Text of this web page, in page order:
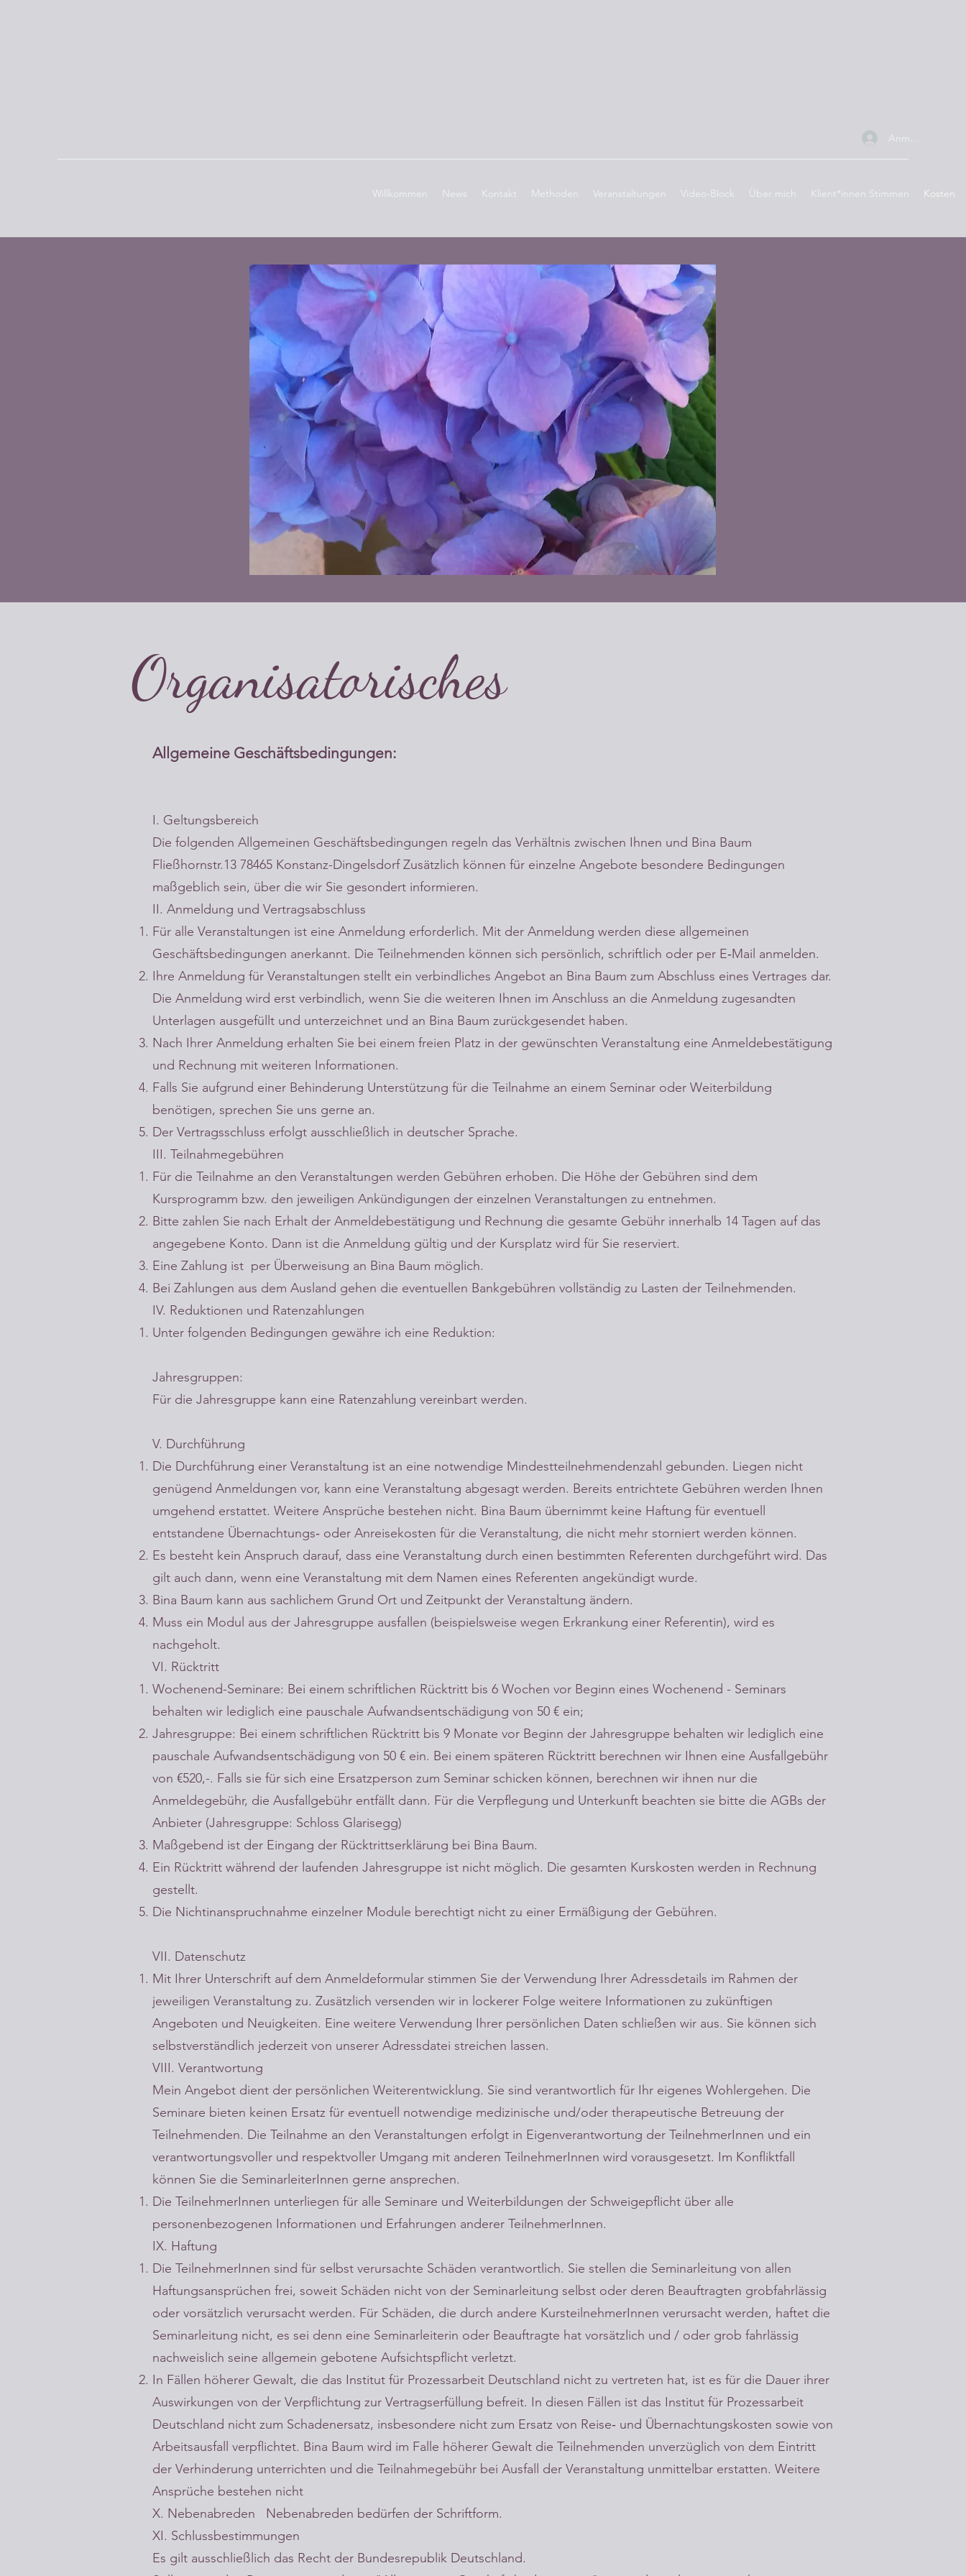
Anmelden
Willkommen News Kontakt Methoden Veranstaltungen Video-Block Über mich Klient*innen Stimmen Kosten
Organisatorisches
Allgemeine Geschäftsbedingungen:
I. Geltungsbereich
Die folgenden Allgemeinen Geschäftsbedingungen regeln das Verhältnis zwischen Ihnen und Bina Baum
Fließhornstr.13 78465 Konstanz-Dingelsdorf Zusätzlich können für einzelne Angebote besondere Bedingungen
maßgeblich sein, über die wir Sie gesondert informieren.
II. Anmeldung und Vertragsabschluss
Für alle Veranstaltungen ist eine Anmeldung erforderlich. Mit der Anmeldung werden diese allgemeinen
Geschäftsbedingungen anerkannt. Die Teilnehmenden können sich persönlich, schriftlich oder per E‐Mail anmelden.
Ihre Anmeldung für Veranstaltungen stellt ein verbindliches Angebot an Bina Baum zum Abschluss eines Vertrages dar.
Die Anmeldung wird erst verbindlich, wenn Sie die weiteren Ihnen im Anschluss an die Anmeldung zugesandten
Unterlagen ausgefüllt und unterzeichnet und an Bina Baum zurückgesendet haben.
Nach Ihrer Anmeldung erhalten Sie bei einem freien Platz in der gewünschten Veranstaltung eine Anmeldebestätigung
und Rechnung mit weiteren Informationen.
Falls Sie aufgrund einer Behinderung Unterstützung für die Teilnahme an einem Seminar oder Weiterbildung
benötigen, sprechen Sie uns gerne an.
Der Vertragsschluss erfolgt ausschließlich in deutscher Sprache.
III. Teilnahmegebühren
Für die Teilnahme an den Veranstaltungen werden Gebühren erhoben. Die Höhe der Gebühren sind dem
Kursprogramm bzw. den jeweiligen Ankündigungen der einzelnen Veranstaltungen zu entnehmen.
Bitte zahlen Sie nach Erhalt der Anmeldebestätigung und Rechnung die gesamte Gebühr innerhalb 14 Tagen auf das
angegebene Konto. Dann ist die Anmeldung gültig und der Kursplatz wird für Sie reserviert.
Eine Zahlung ist per Überweisung an Bina Baum möglich.
Bei Zahlungen aus dem Ausland gehen die eventuellen Bankgebühren vollständig zu Lasten der Teilnehmenden.
IV. Reduktionen und Ratenzahlungen
Unter folgenden Bedingungen gewähre ich eine Reduktion:
Jahresgruppen:
Für die Jahresgruppe kann eine Ratenzahlung vereinbart werden.
V. Durchführung
Die Durchführung einer Veranstaltung ist an eine notwendige Mindestteilnehmendenzahl gebunden. Liegen nicht
genügend Anmeldungen vor, kann eine Veranstaltung abgesagt werden. Bereits entrichtete Gebühren werden Ihnen
umgehend erstattet. Weitere Ansprüche bestehen nicht. Bina Baum übernimmt keine Haftung für eventuell
entstandene Übernachtungs‐ oder Anreisekosten für die Veranstaltung, die nicht mehr storniert werden können.
Es besteht kein Anspruch darauf, dass eine Veranstaltung durch einen bestimmten Referenten durchgeführt wird. Das
gilt auch dann, wenn eine Veranstaltung mit dem Namen eines Referenten angekündigt wurde.
Bina Baum kann aus sachlichem Grund Ort und Zeitpunkt der Veranstaltung ändern.
Muss ein Modul aus der Jahresgruppe ausfallen (beispielsweise wegen Erkrankung einer Referentin), wird es
nachgeholt.
VI. Rücktritt
Wochenend-Seminare: Bei einem schriftlichen Rücktritt bis 6 Wochen vor Beginn eines Wochenend - Seminars
behalten wir lediglich eine pauschale Aufwandsentschädigung von 50 € ein;
Jahresgruppe: Bei einem schriftlichen Rücktritt bis 9 Monate vor Beginn der Jahresgruppe behalten wir lediglich eine
pauschale Aufwandsentschädigung von 50 € ein. Bei einem späteren Rücktritt berechnen wir Ihnen eine Ausfallgebühr
von €520,-. Falls sie für sich eine Ersatzperson zum Seminar schicken können, berechnen wir ihnen nur die
Anmeldegebühr, die Ausfallgebühr entfällt dann. Für die Verpflegung und Unterkunft beachten sie bitte die AGBs der
Anbieter (Jahresgruppe: Schloss Glarisegg)
Maßgebend ist der Eingang der Rücktrittserklärung bei Bina Baum.
Ein Rücktritt während der laufenden Jahresgruppe ist nicht möglich. Die gesamten Kurskosten werden in Rechnung
gestellt.
Die Nichtinanspruchnahme einzelner Module berechtigt nicht zu einer Ermäßigung der Gebühren.
VII. Datenschutz
Mit Ihrer Unterschrift auf dem Anmeldeformular stimmen Sie der Verwendung Ihrer Adressdetails im Rahmen der
jeweiligen Veranstaltung zu. Zusätzlich versenden wir in lockerer Folge weitere Informationen zu zukünftigen
Angeboten und Neuigkeiten. Eine weitere Verwendung Ihrer persönlichen Daten schließen wir aus. Sie können sich
selbstverständlich jederzeit von unserer Adressdatei streichen lassen.
VIII. Verantwortung
Mein Angebot dient der persönlichen Weiterentwicklung. Sie sind verantwortlich für Ihr eigenes Wohlergehen. Die
Seminare bieten keinen Ersatz für eventuell notwendige medizinische und/oder therapeutische Betreuung der
Teilnehmenden. Die Teilnahme an den Veranstaltungen erfolgt in Eigenverantwortung der TeilnehmerInnen und ein
verantwortungsvoller und respektvoller Umgang mit anderen TeilnehmerInnen wird vorausgesetzt. Im Konfliktfall
können Sie die SeminarleiterInnen gerne ansprechen.
Die TeilnehmerInnen unterliegen für alle Seminare und Weiterbildungen der Schweigepflicht über alle
personenbezogenen Informationen und Erfahrungen anderer TeilnehmerInnen.
IX. Haftung
Die TeilnehmerInnen sind für selbst verursachte Schäden verantwortlich. Sie stellen die Seminarleitung von allen
Haftungsansprüchen frei, soweit Schäden nicht von der Seminarleitung selbst oder deren Beauftragten grobfahrlässig
oder vorsätzlich verursacht werden. Für Schäden, die durch andere KursteilnehmerInnen verursacht werden, haftet die
Seminarleitung nicht, es sei denn eine Seminarleiterin oder Beauftragte hat vorsätzlich und / oder grob fahrlässig
nachweislich seine allgemein gebotene Aufsichtspflicht verletzt.
In Fällen höherer Gewalt, die das Institut für Prozessarbeit Deutschland nicht zu vertreten hat, ist es für die Dauer ihrer
Auswirkungen von der Verpflichtung zur Vertragserfüllung befreit. In diesen Fällen ist das Institut für Prozessarbeit
Deutschland nicht zum Schadenersatz, insbesondere nicht zum Ersatz von Reise‐ und Übernachtungskosten sowie von
Arbeitsausfall verpflichtet. Bina Baum wird im Falle höherer Gewalt die Teilnehmenden unverzüglich von dem Eintritt
der Verhinderung unterrichten und die Teilnahmegebühr bei Ausfall der Veranstaltung unmittelbar erstatten. Weitere
Ansprüche bestehen nicht
X. Nebenabreden Nebenabreden bedürfen der Schriftform.
XI. Schlussbestimmungen
Es gilt ausschließlich das Recht der Bundesrepublik Deutschland.